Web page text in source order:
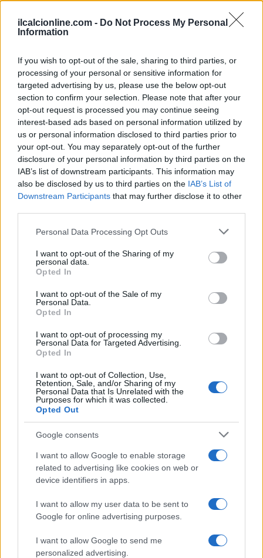
ilcalcionline.com - Do Not Process My Personal
Information
If you wish to opt-out of the sale, sharing to third parties, or
processing of your personal or sensitive information for
targeted advertising by us, please use the below opt-out
section to confirm your selection. Please note that after your
opt-out request is processed you may continue seeing
interest-based ads based on personal information utilized by
us or personal information disclosed to third parties prior to
your opt-out. You may separately opt-out of the further
disclosure of your personal information by third parties on the
IAB’s list of downstream participants. This information may
also be disclosed by us to third parties on the IAB’s List of
Downstream Participants that may further disclose it to other
Please note that this website/app uses one or more Google
not limited to your visit or usage behaviour. You may click to
grant or deny consent to Google and its third-party tags to
use your data for below specified purposes in below Google
consent section.
Personal Data Processing Opt Outs
I want to opt-out of the Sharing of my
personal data.
Opted In
I want to opt-out of the Sale of my
Personal Data.
Opted In
I want to opt-out of processing my
Personal Data for Targeted Advertising.
Opted In
I want to opt-out of Collection, Use,
Retention, Sale, and/or Sharing of my
Personal Data that Is Unrelated with the
Purposes for which it was collected.
Opted Out
Google consents
I want to allow Google to enable storage
related to advertising like cookies on web or
device identifiers in apps.
I want to allow my user data to be sent to
Google for online advertising purposes.
I want to allow Google to send me
personalized advertising.
Continua a leggere
CSI Bergamo: Tra Corsi, Eventi e Protezione dei Dati
Francesca Lombardi · 29 Lug 2026